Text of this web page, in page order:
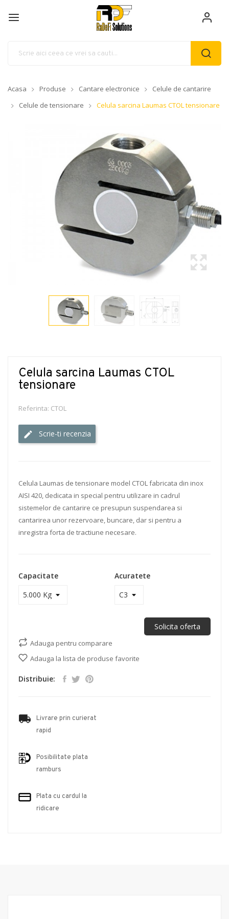
Acasa Produse Cantare electronice
Celule de cantarire
Celule de tensionare
Celula sarcina Laumas CTOL tensionare
Celula sarcina Laumas CTOL
tensionare
Referinta: CTOL
Scrie-ti recenzia
Celula Laumas de tensionare model CTOL fabricata din inox
AISI 420, dedicata in special pentru utilizare in cadrul
sistemelor de cantarire ce presupun suspendarea si
cantarirea unor rezervoare, buncare, dar si pentru a
inregistra forta de tractiune necesare.
Capacitate Acuratete
Solicita oferta
Adauga pentru comparare
Adauga la lista de produse favorite
Distribuie:
Livrare prin curierat
rapid
Posibilitate plata
ramburs
Plata cu cardul la
ridicare